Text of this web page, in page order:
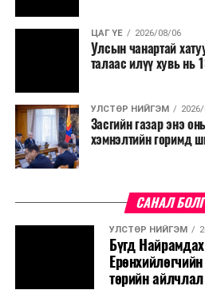
ЦАГ ҮЕ 2026/08/06
Улсын чанартай
талаас илүү хувь нь
УЛСТӨР НИЙГЭМ
Засгийн газар энэ
хэмнэлтийн горимд
САНАЛ
УЛСТӨР НИЙГЭМ
Бүгд
төрийн айлчлал